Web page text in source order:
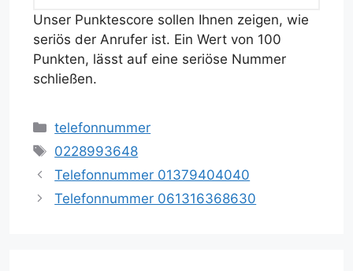
Unser Punktescore sollen Ihnen zeigen, wie
seriös der Anrufer ist. Ein Wert von 100
Punkten, lässt auf eine seriöse Nummer
schließen.
Kategorien
telefonnummer
Schlagwörter
0228993648
Telefonnummer 01379404040
Telefonnummer 061316368630